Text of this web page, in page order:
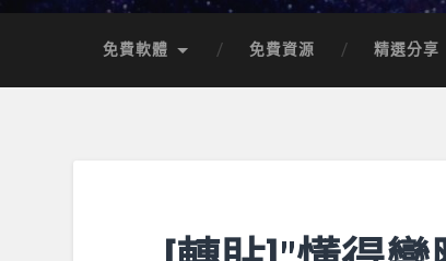
免費軟體 免費資源 精選分享